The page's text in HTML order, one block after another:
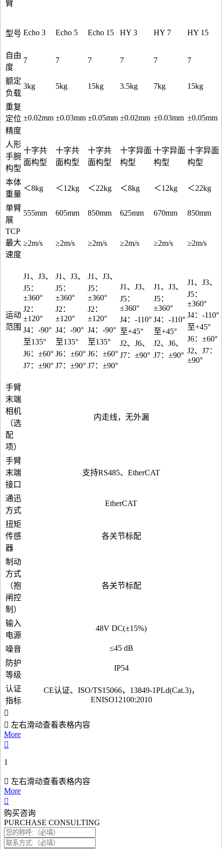
型号 Echo 3 Echo 5 Echo 15 HY 3 HY 7 HY 15
自由
度
7 7 7 7 7 7
额定
负载
3kg 5kg 15kg 3.5kg 7kg 15kg
重复
定位
精度
±0.02mm ±0.03mm ±0.05mm ±0.02mm ±0.03mm ±0.05mm
人形
手腕
构型
十字共
面构型
十字共
面构型
十字共
面构型
十字异面
构型
十字异面
构型
十字异面
构型
本体
重量
＜8kg ＜12kg ＜22kg ＜8kg ＜12kg ＜22kg
单臂
展
555mm 605mm 850mm 625mm 670mm 850mm
TCP
最大
速度
≥2m/s ≥2m/s ≥2m/s ≥2m/s ≥2m/s ≥2m/s
运动
范围
J1、J3、
J5：
±360°
J2：
±120°
J4：-90°
至135°
J6：±60°
J7：±90°
J1、J3、
J5：
±360°
J2：
±120°
J4：-90°
至135°
J6：±60°
J7：±90°
J1、J3、
J5：
±360°
J2：
±120°
J4：-90°
至135°
J6：±60°
J7：±90°
J1、J3、
J5：
±360°
J4：-110°
至+45°
J2、J6、
J7：±90°
J1、J3、
J5：
±360°
J4：-110°
至+45°
J2、J6、
J7：±90°
J1、J3、
J5：
±360°
J4：-110°
至+45°
J6：±60°
J2、J7：
±90°
手臂
末端
相机
（选
配
项）
内走线，无外漏
手臂
末端
接口
支持RS485、EtherCAT
通迅
方式
EtherCAT
扭矩
传感
器
各关节标配
制动
方式
（抱
闸控
制）
各关节标配
输入
电源
48V DC(±15%)
噪音
≤45 dB
防护
等级
IP54
认证
指标
CE认证、ISO/TS15066，13849-1PLd(Cat.3)，
ENISO12100:2010
左右滑动查看表格内容
More
1
左右滑动查看表格内容
More
购买咨询
PURCHASE CONSULTING